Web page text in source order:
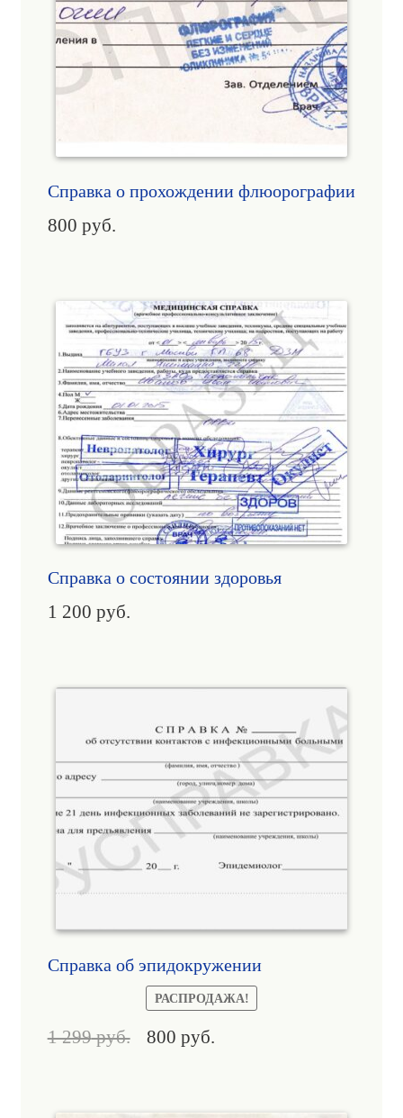
Справка о прохождении флюорографии
800 руб.
Справка о состоянии здоровья
1 200 руб.
Справка об эпидокружении
РАСПРОДАЖА!
1 299руб. 800 руб.